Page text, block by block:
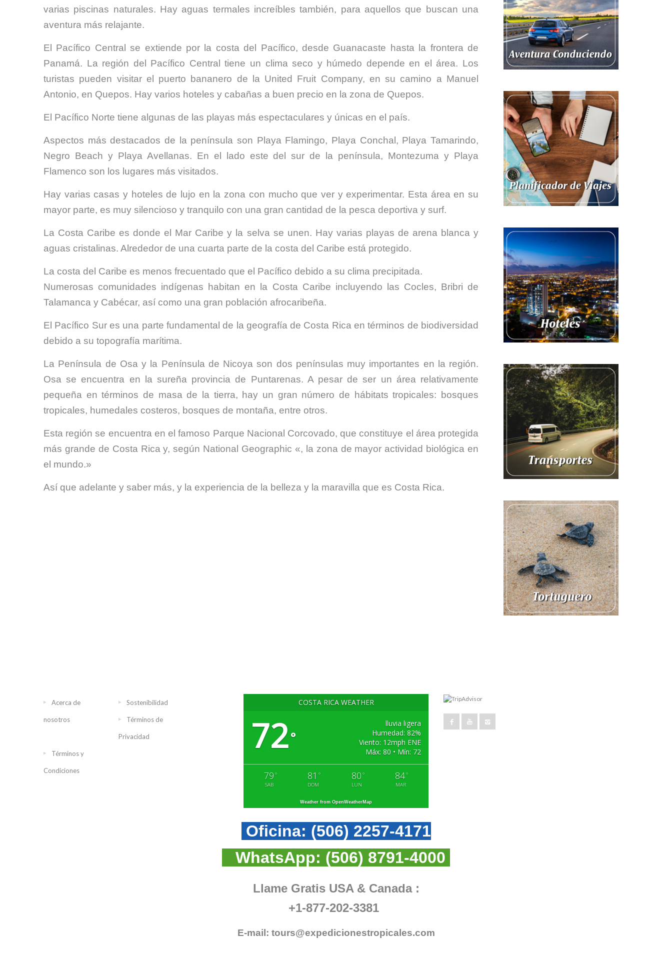
varias piscinas naturales. Hay aguas termales increíbles también, para aquellos que buscan una
aventura más relajante.
El Pacífico Central se extiende por la costa del Pacífico, desde Guanacaste hasta la frontera de
Panamá. La región del Pacífico Central tiene un clima seco y húmedo depende en el área. Los
turistas pueden visitar el puerto bananero de la United Fruit Company, en su camino a Manuel
Antonio, en Quepos. Hay varios hoteles y cabañas a buen precio en la zona de Quepos.
El Pacífico Norte tiene algunas de las playas más espectaculares y únicas en el país.
Aspectos más destacados de la península son Playa Flamingo, Playa Conchal, Playa Tamarindo,
Negro Beach y Playa Avellanas. En el lado este del sur de la península, Montezuma y Playa
Flamenco son los lugares más visitados.
Hay varias casas y hoteles de lujo en la zona con mucho que ver y experimentar. Esta área en su
mayor parte, es muy silencioso y tranquilo con una gran cantidad de la pesca deportiva y surf.
La Costa Caribe es donde el Mar Caribe y la selva se unen. Hay varias playas de arena blanca y
aguas cristalinas. Alrededor de una cuarta parte de la costa del Caribe está protegido.
La costa del Caribe es menos frecuentado que el Pacífico debido a su clima precipitada.
Numerosas comunidades indígenas habitan en la Costa Caribe incluyendo las Cocles, Bribri de
Talamanca y Cabécar, así como una gran población afrocaribeña.
El Pacífico Sur es una parte fundamental de la geografía de Costa Rica en términos de biodiversidad
debido a su topografía marítima.
La Península de Osa y la Península de Nicoya son dos penínsulas muy importantes en la región.
Osa se encuentra en la sureña provincia de Puntarenas. A pesar de ser un área relativamente
pequeña en términos de masa de la tierra, hay un gran número de hábitats tropicales: bosques
tropicales, humedales costeros, bosques de montaña, entre otros.
Esta región se encuentra en el famoso Parque Nacional Corcovado, que constituye el área protegida
más grande de Costa Rica y, según National Geographic «, la zona de mayor actividad biológica en
el mundo.»
Así que adelante y saber más, y la experiencia de la belleza y la maravilla que es Costa Rica.
Acerca de
nosotros
Sostenibilidad
Términos de
Privacidad
Términos y
Condiciones
COSTA RICA WEATHER
72°
lluvia ligera
Humedad: 82%
Viento: 12mph ENE
Máx: 80 • Mín: 72
79 °
SAB
81 °
DOM
80 °
LUN
84°
MAR
Weather from OpenWeatherMap
Oficina: (506) 2257-4171
WhatsApp: (506) 8791-4000
Llame Gratis USA & Canada :
+1-877-202-3381
E-mail: tours@expedicionestropicales.com